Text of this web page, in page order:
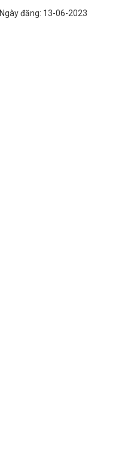
Ngày đăng: 13-06-2023